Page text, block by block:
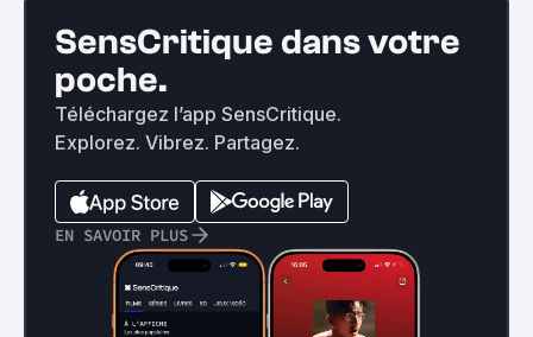
SensCritique dans votre
poche.
Téléchargez l’app SensCritique.
Explorez. Vibrez. Partagez.
EN SAVOIR PLUS